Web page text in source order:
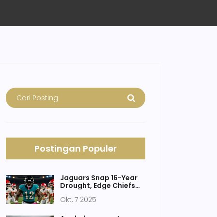
Postingan Populer
Jaguars Snap 16-Year
Drought, Edge Chiefs
Okt, 7 2025